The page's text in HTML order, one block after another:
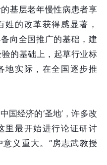
基层老年慢性病患者享
的改革获得感显著，
向全国推广的基础，建
的基础上，起草行业标
地实际，在全国逐步推
国经济的‘圣地’，许多改
里最开始进行论证研讨
义重大。”房志武教授